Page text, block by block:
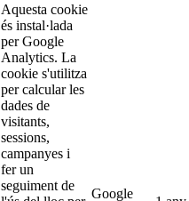
Aquesta cookie
és instal·lada
per Google
Analytics. La
cookie s'utilitza
per calcular les
dades de
visitants,
sessions,
campanyes i
fer un
seguiment de
Google